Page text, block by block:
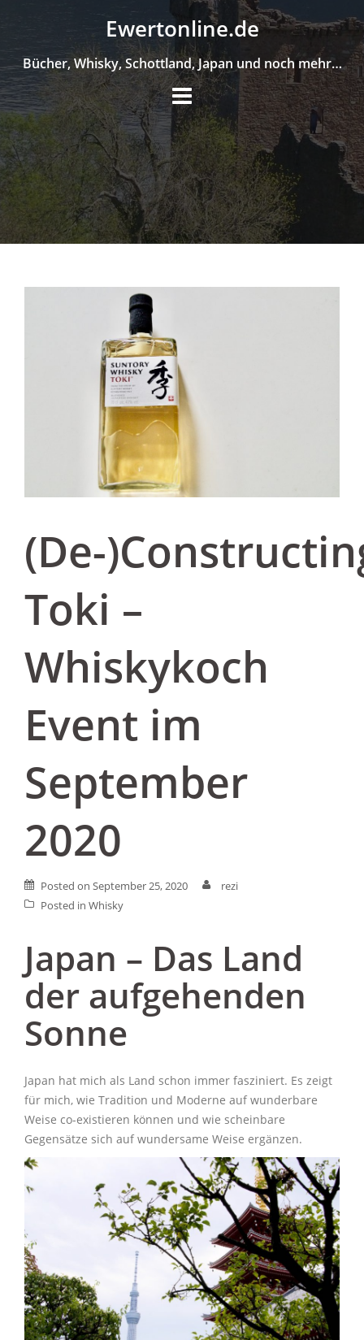
to
Ewertonline.de
Bücher, Whisky, Schottland, Japan und noch mehr…
(De-
Toki –
Whiskykoch
Event im
September
2020
Posted on September 25, 2020
rezi
Posted in Whisky
Japan – Das Land
der aufgehenden
Sonne
Japan hat mich als Land schon immer fasziniert. Es zeigt
für mich, wie Tradition und Moderne auf wunderbare
Weise co-existieren können und wie scheinbare
Gegensätze sich auf wundersame Weise ergänzen.